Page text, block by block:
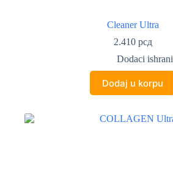
Cleaner Ultra
2.410 рсд
Dodaci ishrani
Dodaj u korpu